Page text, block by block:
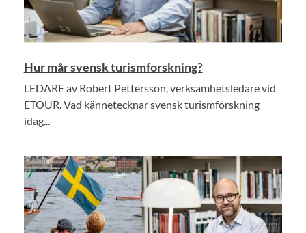
Hur mår svensk turismforskning?
LEDARE av Robert Pettersson, verksamhetsledare vid
ETOUR. Vad kännetecknar svensk turismforskning
idag...